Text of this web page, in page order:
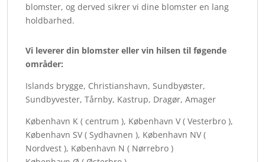
blomster, og derved sikrer vi dine blomster en lang
holdbarhed.
Vi leverer din blomster eller vin hilsen til føgende
områder:
Islands brygge, Christianshavn, Sundbyøster,
Sundbyvester, Tårnby, Kastrup, Dragør, Amager
København K ( centrum ), København V ( Vesterbro ),
København SV ( Sydhavnen ), København NV (
Nordvest ), København N ( Nørrebro )